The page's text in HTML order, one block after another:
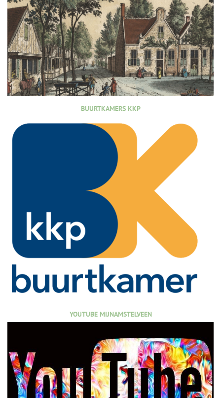
BUURTKAMERS KKP
YOUTUBE MIJNAMSTELVEEN